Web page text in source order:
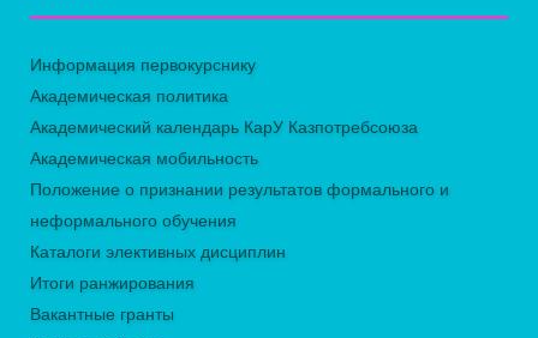
Информация первокурснику
Академическая политика
Академический календарь КарУ Казпотребсоюза
Академическая мобильность
Положение о признании результатов формального и
неформального обучения
Каталоги элективных дисциплин
Итоги ранжирования
Вакантные гранты